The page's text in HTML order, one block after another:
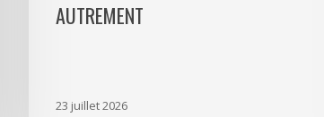
découvrir
AUTREMENT
23 juillet 2026